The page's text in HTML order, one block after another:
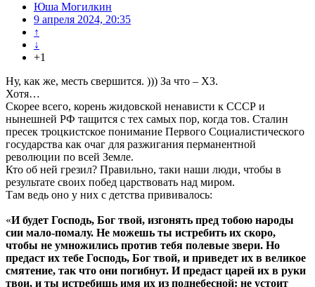
Юша Могилкин
9 апреля 2024, 20:35
↑
↓
+1
Ну, как же, месть свершится. ))) За что – ХЗ.
Хотя…
Скорее всего, корень жидовской ненависти к СССР и
нынешней РФ тащится с тех самых пор, когда тов. Сталин
пресек троцкистское понимание Первого Социалистического
государства как очаг для разжигания перманентной
революции по всей Земле.
Кто об ней грезил? Правильно, таки наши люди, чтобы в
результате своих побед царствовать над миром.
Там ведь оно у них с детства прививалось:
«И будет Господь, Бог твой, изгонять пред тобою народы
сии мало-помалу. Не можешь ты истребить их скоро,
чтобы не умножились против тебя полевые звери. Но
предаст их тебе Господь, Бог твой, и приведет их в великое
смятение, так что они погибнут. И предаст царей их в руки
твои, и ты истребишь имя их из поднебесной: не устоит